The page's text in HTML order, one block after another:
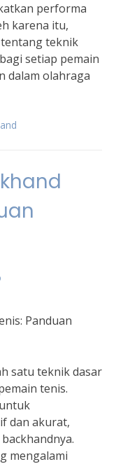
performa
karena itu,
teknik
setiap pemain
dalam olahraga
Panduan
satu teknik dasar
tenis.
dan akurat,
mengalami